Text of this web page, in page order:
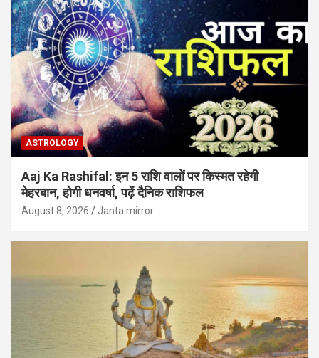
ASTROLOGY
Aaj Ka Rashifal: इन 5 राशि वालों पर किस्मत रहेगी
मेहरबान, होगी धनवर्षा, पढ़ें दैनिक राशिफल
August 8, 2026 Janta mirror